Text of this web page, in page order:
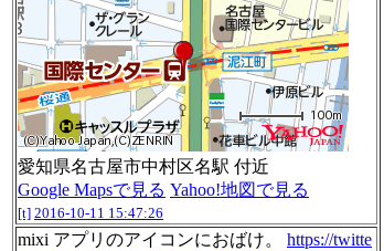
愛知県名古屋市中村区名駅 付近
Google Mapsで見る Yahoo!地図で見る
[t] 2016-10-11 15:47:26
mixi アプリのアイコンにおばけ。 https://twitte